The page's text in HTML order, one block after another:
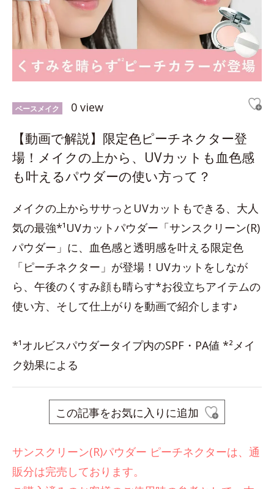
ベースメイク 0 view
【動画で解説】限定色ピーチネクター登
場！メイクの上から、UVカットも血色感
も叶えるパウダーの使い方って？
メイクの上からササっとUVカットもできる、大人
気の最強*¹UVカットパウダー「サンスクリーン(R)
パウダー」に、血色感と透明感を叶える限定色
「ピーチネクター」が登場！UVカットをしなが
ら、午後のくすみ顔も晴らす*お役立ちアイテムの
使い方、そして仕上がりを動画で紹介します♪
*¹オルビスパウダータイプ内のSPF・PA値 *²メイ
ク効果による
この記事をお気に入りに追加
サンスクリーン(R)パウダー ピーチネクターは、通
販分は完売しております。